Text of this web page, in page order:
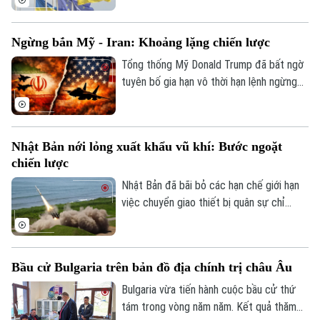
Ngừng bắn Mỹ - Iran: Khoảng lặng chiến lược
Tổng thống Mỹ Donald Trump đã bất ngờ
tuyên bố gia hạn vô thời hạn lệnh ngừng
thế giới.
Nhật Bản nới lỏng xuất khẩu vũ khí: Bước ngoặt
chiến lược
Nhật Bản đã bãi bỏ các hạn chế giới hạn
việc chuyển giao thiết bị quân sự chỉ
giúp ngành công nghiệp quốc phòng của
Nhật Bản cạnh tranh trên trường quốc tế.
Liệu bước ngoặt này có dẫn đến những
Bầu cử Bulgaria trên bản đồ địa chính trị châu Âu
Bulgaria vừa tiến hành cuộc bầu cử thứ
tám trong vòng năm năm. Kết quả thăm